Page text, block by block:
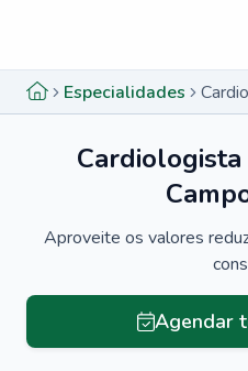
Especialidades
Aproveite os valores
Agendar